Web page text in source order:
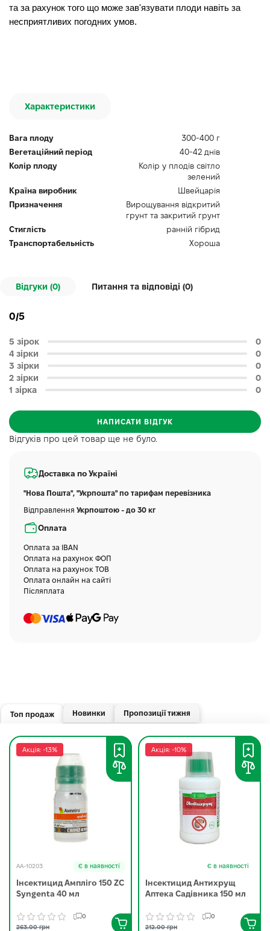
та за рахунок того що може зав'язувати плоди навіть за
несприятливих погодних умов.
Характеристики
Вага плоду
300-400 г
Вегетаційний період
40-42 днів
Колір плоду
Колір у плодів світло
зелений
Країна виробник
Швейцарія
Призначення
Вирощування відкритий
грунт та закритий грунт
Стиглість
ранній гібрид
Транспортабельність
Хороша
Відгуки (0) Питання та відповіді (0)
Відгуків про цей товар ще не було.
0/5
5 зірок
0
4 зірки
0
3 зірки
0
2 зірки
0
1 зірка
0
НАПИСАТИ ВІДГУК
Доставка по Україні
"Нова Пошта", "Укрпошта" по тарифам перевізника
Відправлення Укрпоштою - до 30 кг
Оплата
Оплата за IBAN
Оплата на рахунок ФОП
Оплата на рахунок ТОВ
Оплата онлайн на сайті
Післяплата
Топ продаж Новинки Пропозиції тижня
Акція: -13%
AA-10203 Є в наявності
Інсектицид Ампліго 150 ZC
Syngenta 40 мл
0
263.00 грн
Акція: -10%
Є в наявності
Інсектицид Антихрущ
Аптека Садівника 150 мл
0
212.00 грн